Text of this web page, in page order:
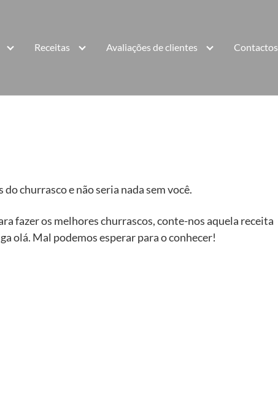
Receitas Avaliações de clientes Contactos
churrasco e não seria nada sem você.
fazer os melhores churrascos, conte-nos aquela receita
olá. Mal podemos esperar para o conhecer!